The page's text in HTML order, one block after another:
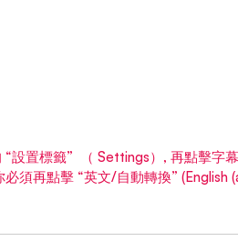
設置標籤”  （ Settings）, 再點擊字
須再點擊 “英文/自動轉換” (English